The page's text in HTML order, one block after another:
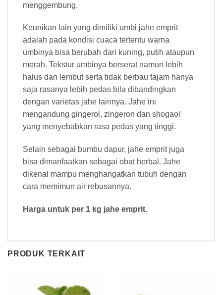
menggembung.
Keunikan lain yang dimiliki umbi jahe emprit
adalah pada kondisi cuaca tertentu warna
umbinya bisa berubah dari kuning, putih ataupun
merah. Tekstur umbinya berserat namun lebih
halus dan lembut serta tidak berbau tajam hanya
saja rasanya lebih pedas bila dibandingkan
dengan varietas jahe lainnya. Jahe ini
mengandung gingerol, zingeron dan shogaol
yang menyebabkan rasa pedas yang tinggi.
Selain sebagai bumbu dapur, jahe emprit juga
bisa dimanfaatkan sebagai obat herbal. Jahe
dikenal mampu menghangatkan tubuh dengan
cara memimun air rebusannya.
Harga untuk per 1 kg jahe emprit.
PRODUK TERKAIT